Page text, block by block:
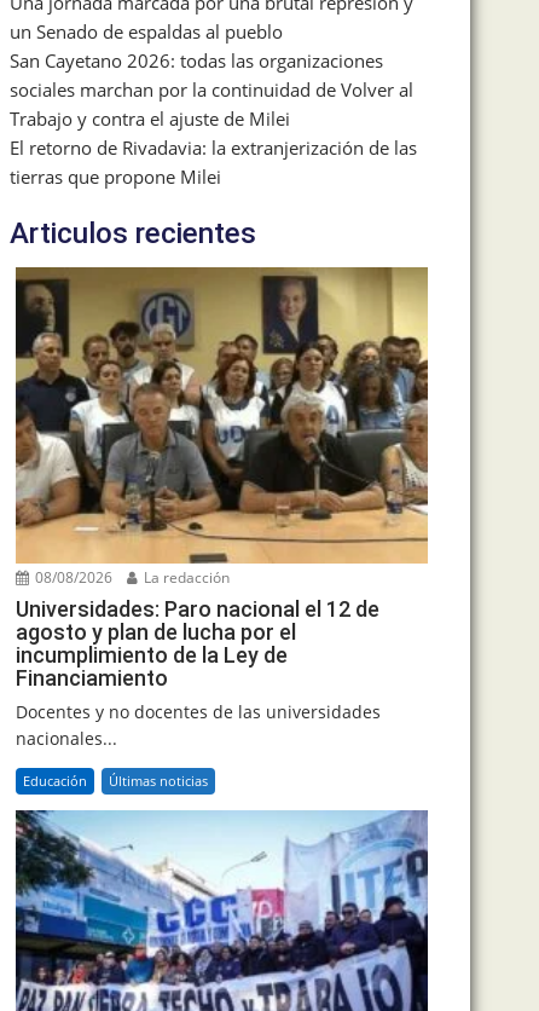
un Senado de espaldas al pueblo
San Cayetano 2026: todas las organizaciones
sociales marchan por la continuidad de Volver al
Trabajo y contra el ajuste de Milei
El retorno de Rivadavia: la extranjerización de las
tierras que propone Milei
Articulos recientes
08/08/2026 La redacción
Universidades: Paro nacional el 12 de
agosto y plan de lucha por el
incumplimiento de la Ley de
Financiamiento
Docentes y no docentes de las universidades
nacionales...
Educación Últimas noticias